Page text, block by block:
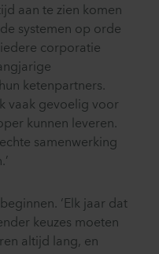
aan te zien komen
systemen op orde
corporatie
ketenpartners.
vaak gevoelig voor
kunnen leveren.
samenwerking
‘Elk jaar dat
keuzes moeten
altijd lang, en